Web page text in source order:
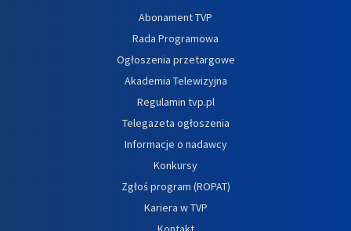
Abonament TVP
Rada Programowa
Ogłoszenia przetargowe
Akademia Telewizyjna
Regulamin tvp.pl
Telegazeta ogłoszenia
Informacje o nadawcy
Konkursy
Zgłoś program (ROPAT)
Kariera w TVP